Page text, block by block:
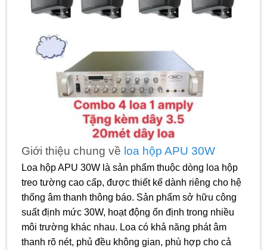
Giới thiệu chung về loa hộp APU 30W
Loa hộp APU 30W là sản phẩm thuộc dòng loa hộp
treo tường cao cấp, được thiết kế dành riêng cho hệ
thống âm thanh thông báo. Sản phẩm sở hữu công
suất định mức 30W, hoạt động ổn định trong nhiều
môi trường khác nhau. Loa có khả năng phát âm
thanh rõ nét, phủ đều không gian, phù hợp cho cả